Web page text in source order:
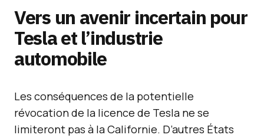
Vers un avenir incertain pour
Tesla et l’industrie
automobile
Les conséquences de la potentielle
révocation de la licence de Tesla ne se
limiteront pas à la Californie. D’autres États